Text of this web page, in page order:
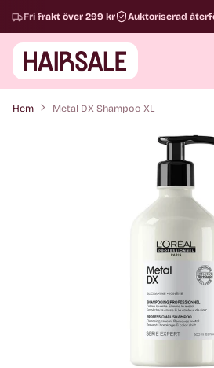
Fri frakt över 299 kr Auktoriserad
Hem Metal DX Shampoo XL